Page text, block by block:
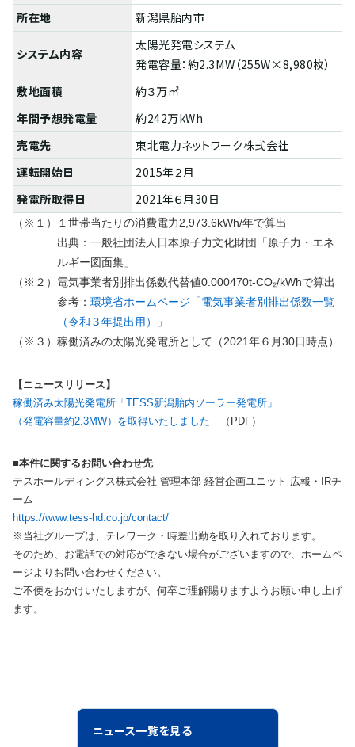
所在地
新潟県胎内市
システム内容
太陽光発電システム
発電容量：約2.3MW（255W×8,980枚）
敷地面積
約３万㎡
年間予想発電量
約242万kWh
売電先
東北電力ネットワーク株式会社
運転開始日
2015年２月
発電所取得日
2021年６月30日
（※１）１世帯当たりの消費電力2,973.6kWh/年で算出
出典：一般社団法人日本原子力文化財団「原子力・エネ
ルギー図面集」
（※２）電気事業者別排出係数代替値0.000470t-CO₂/kWhで算出
参考： 環境省ホームページ「電気事業者別排出係数一覧
（令和３年提出用）」
（※３）稼働済みの太陽光発電所として（2021年６月30日時点）
【ニュースリリース】
稼働済み太陽光発電所「TESS新潟胎内ソーラー発電所」
（発電容量約2.3MW）を取得いたしました
（PDF）
■本件に関するお問い合わせ先
テスホールディングス株式会社 管理本部 経営企画ユニット 広報・IRチ
ーム
https://www.tess-hd.co.jp/contact/
※当社グループは、テレワーク・時差出勤を取り入れております。
そのため、お電話での対応ができない場合がございますので、ホームペ
ージよりお問い合わせください。
ご不便をおかけいたしますが、何卒ご理解賜りますようお願い申し上げ
ます。
ニュース一覧を見る